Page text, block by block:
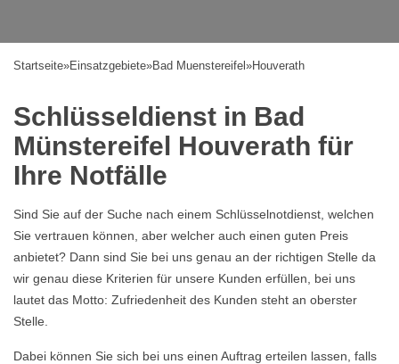
Startseite»Einsatzgebiete»Bad Muenstereifel »Houverath
Schlüsseldienst in Bad
Münstereifel Houverath für
Ihre Notfälle
Sind Sie auf der Suche nach einem Schlüsselnotdienst, welchen
Sie vertrauen können, aber welcher auch einen guten Preis
anbietet? Dann sind Sie bei uns genau an der richtigen Stelle da
wir genau diese Kriterien für unsere Kunden erfüllen, bei uns
lautet das Motto: Zufriedenheit des Kunden steht an oberster
Stelle.
Dabei können Sie sich bei uns einen Auftrag erteilen lassen, falls